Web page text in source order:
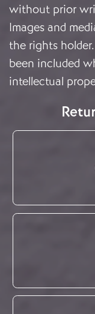
without prior
Images and
the rights
been included
intellectual